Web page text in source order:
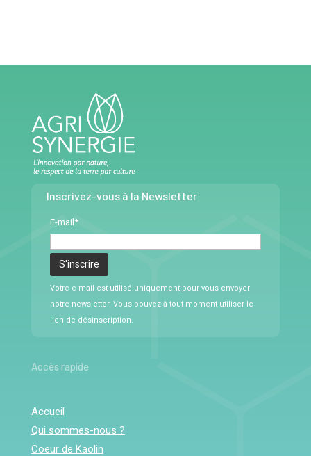
Inscrivez-vous à la Newsletter
E-mail*
Votre e-mail est utilisé uniquement pour vous envoyer
notre newsletter. Vous pouvez à tout moment utiliser le
lien de désinscription.
Accès rapide
Accueil
Qui sommes-nous ?
Coeur de Kaolin